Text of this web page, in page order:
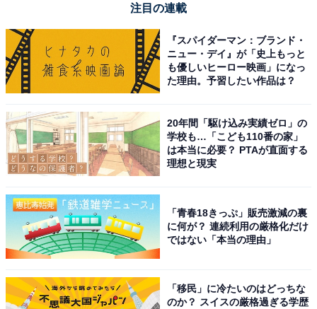
注目の連載
『スパイダーマン：ブランド・
ニュー・デイ』が「史上もっと
も優しいヒーロー映画」になっ
た理由。予習したい作品は？
20年間「駆け込み実績ゼロ」の
学校も…「こども110番の家」
は本当に必要？ PTAが直面する
理想と現実
「青春18きっぷ」販売激減の裏
に何が？ 連続利用の厳格化だけ
ではない「本当の理由」
「移民」に冷たいのはどっちな
のか？ スイスの厳格過ぎる学歴